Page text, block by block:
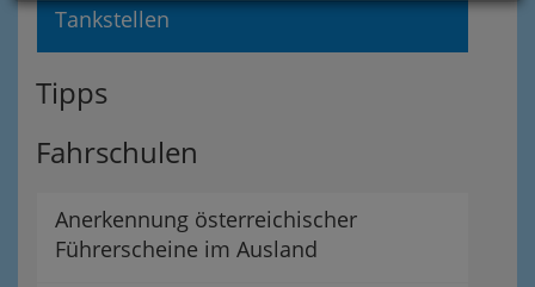
Tankstellen
Tipps
Fahrschulen
Anerkennung österreichischer
Führerscheine im Ausland